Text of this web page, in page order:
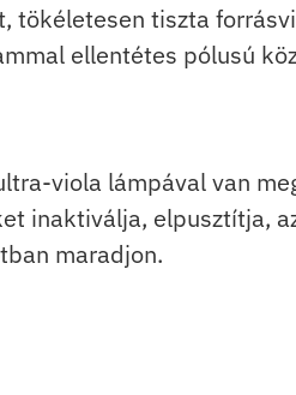
tiszta
ellentétes pólusú
viola lámpával van
inaktiválja, elpusztítja,
maradjon.